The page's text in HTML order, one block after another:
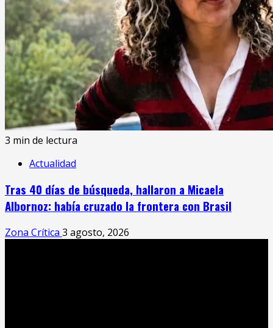
3 min de lectura
Actualidad
Tras 40 días de búsqueda, hallaron a Micaela
Albornoz: había cruzado la frontera con Brasil
Zona Crítica 3 agosto, 2026